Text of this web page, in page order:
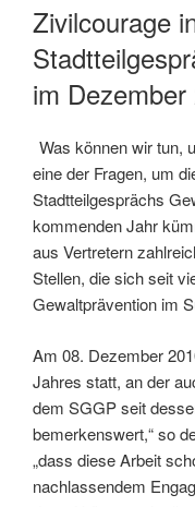
Zivilcourage
im Dezember
Was können wir tun,
eine der Fragen, um
Stadtteilgesprächs
kommenden Jahr
aus Vertretern
Stellen, die sich seit
Gewaltprävention im
Am 08. Dezember
Jahres statt, an der
dem SGGP seit
bemerkenswert,“ so
„dass diese Arbeit
nachlassendem